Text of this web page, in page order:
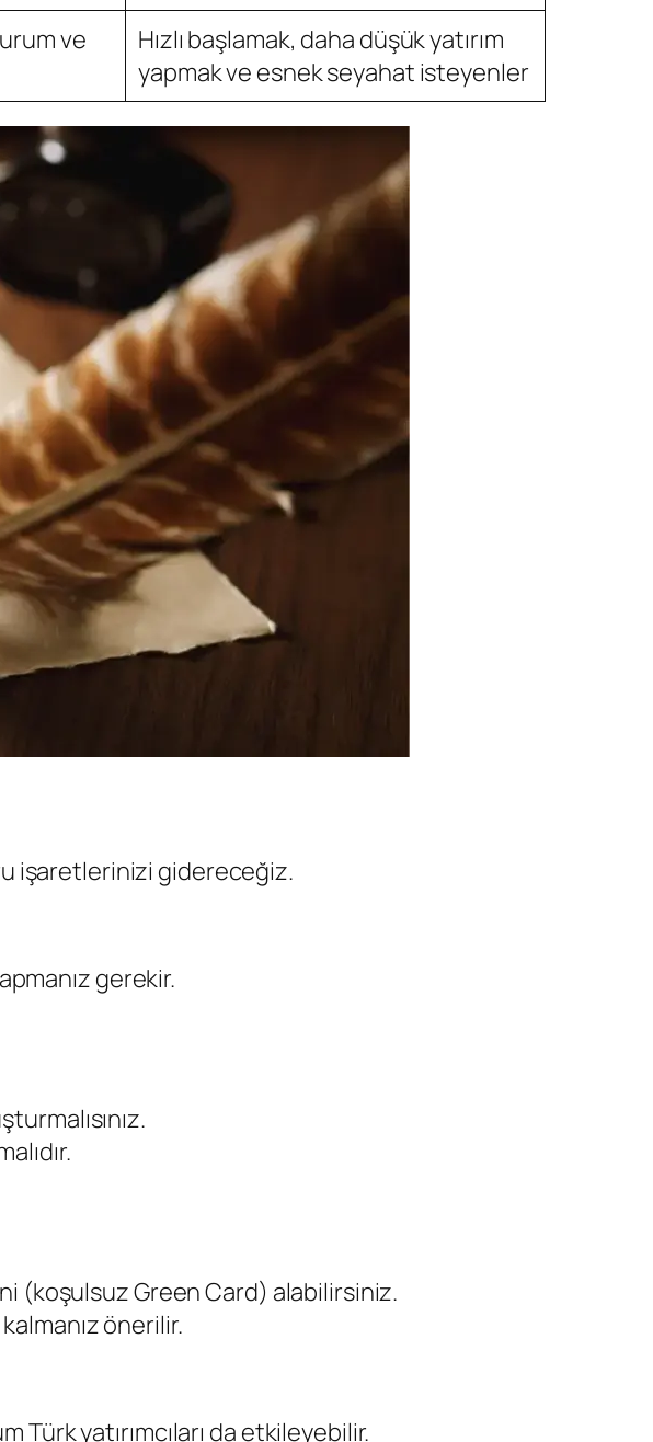
ve
Hızlı başlamak, daha düşük yatırım
yapmak ve esnek seyahat isteyenler
işaretlerinizi gidereceğiz.
gerekir.
(koşulsuz Green Card) alabilirsiniz.
kalmanız önerilir.
Türk yatırımcıları da etkileyebilir.